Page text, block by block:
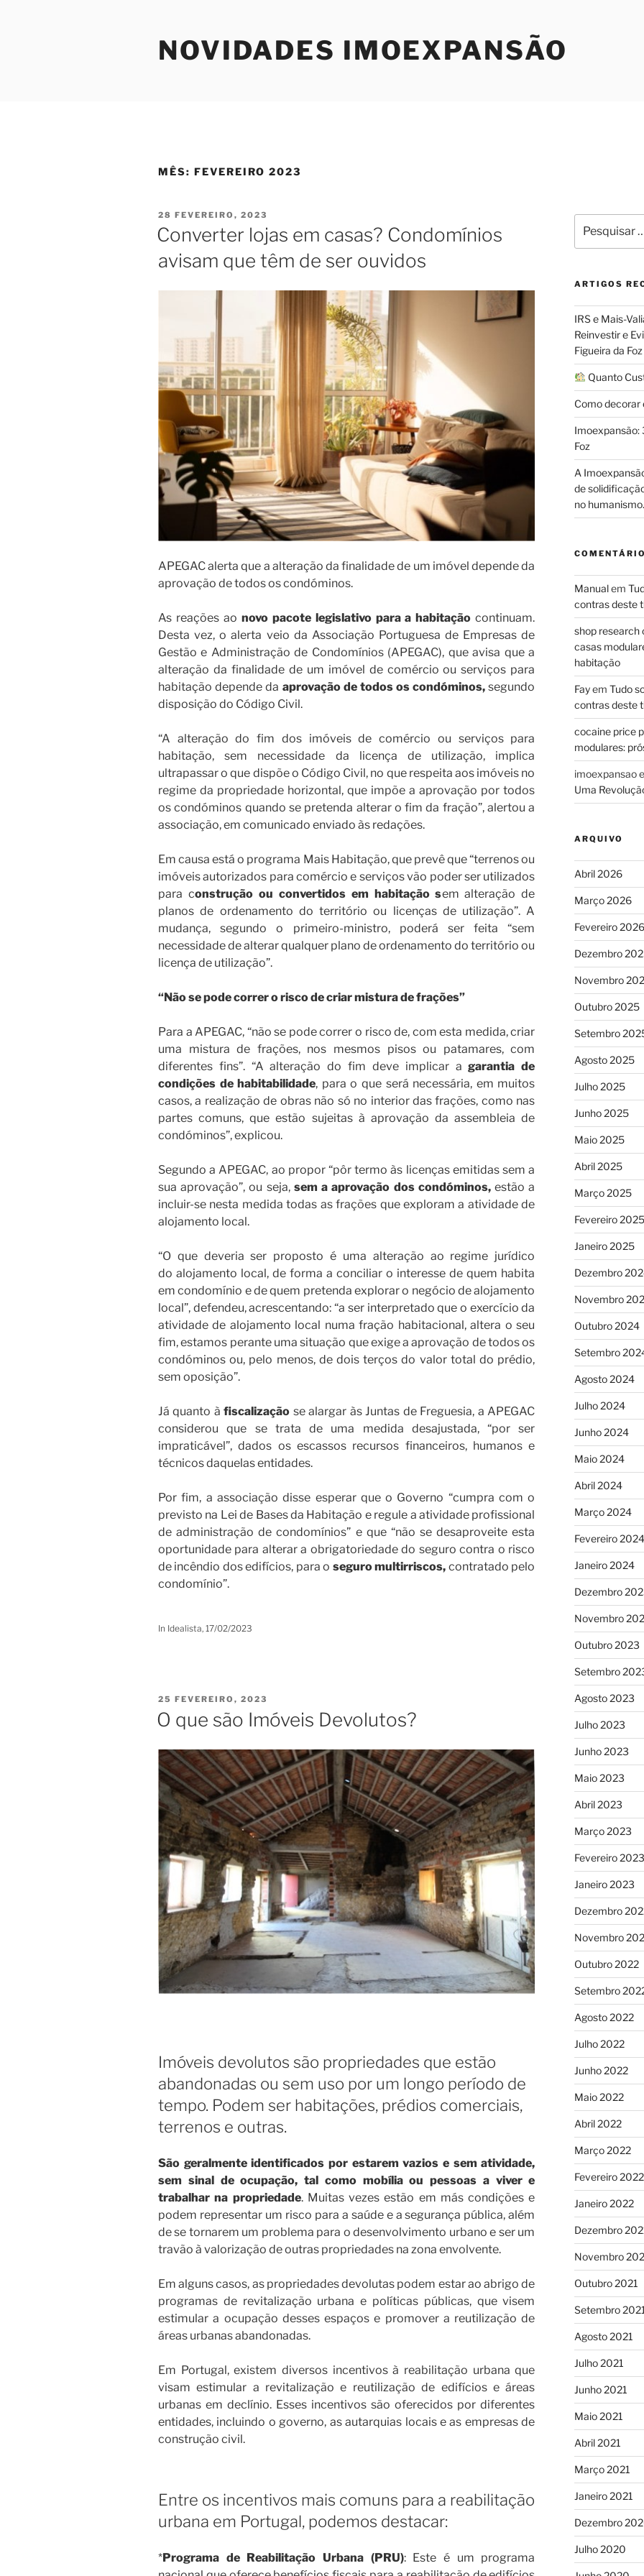
NOVIDADES IMOEXPANSÃO
MÊS: FEVEREIRO 2023
PUBLICADO
EM
28 FEVEREIRO, 2023
Converter lojas em casas? Condomínios
avisam que têm de ser ouvidos
APEGAC alerta que a alteração da finalidade de um imóvel depende da
aprovação de todos os condóminos.
As reações ao novo pacote legislativo para a habitação continuam.
Desta vez, o alerta veio da Associação Portuguesa de Empresas de
Gestão e Administração de Condomínios (APEGAC), que avisa que a
alteração da finalidade de um imóvel de comércio ou serviços para
habitação depende da aprovação de todos os condóminos,segundo
disposição do Código Civil.
“A alteração do fim dos imóveis de comércio ou serviços para
habitação, sem necessidade da licença de utilização, implica
ultrapassar o que dispõe o Código Civil, no que respeita aos imóveis no
regime da propriedade horizontal, que impõe a aprovação por todos
os condóminos quando se pretenda alterar o fim da fração”, alertou a
associação, em comunicado enviado às redações.
Em causa está o programa Mais Habitação, que prevê que “terrenos ou
imóveis autorizados para comércio e serviços vão poder ser utilizados
para construção ou convertidos em habitação sem alteração de
planos de ordenamento do território ou licenças de utilização”. A
mudança, segundo o primeiro-ministro, poderá ser feita “sem
necessidade de alterar qualquer plano de ordenamento do território ou
licença de utilização”.
“Não se pode correr o risco de criar mistura de frações”
Para a APEGAC, “não se pode correr o risco de, com esta medida, criar
uma mistura de frações, nos mesmos pisos ou patamares, com
diferentes fins”. “A alteração do fim deve implicar agarantia de
condições de habitabilidade, para o que será necessária, em muitos
casos, a realização de obras não só no interior das frações, como nas
partes comuns, que estão sujeitas à aprovação da assembleia de
condóminos”, explicou.
Segundo a APEGAC, ao propor “pôr termo às licenças emitidas sem a
sua aprovação”, ou seja, sem a aprovação dos condóminos,estão a
incluir-se nesta medida todas as frações que exploram a atividade de
alojamento local.
“O que deveria ser proposto é uma alteração ao regime jurídico
do alojamento local, de forma a conciliar o interesse de quem habita
em condomínio e de quem pretenda explorar o negócio de alojamento
local”, defendeu, acrescentando: “a ser interpretado que o exercício da
atividade de alojamento local numa fração habitacional, altera o seu
fim, estamos perante uma situação que exige a aprovação de todos os
condóminos ou, pelo menos, de dois terços do valor total do prédio,
sem oposição”.
Já quanto àfiscalização se alargar às Juntas de Freguesia, a APEGAC
considerou que se trata de uma medida desajustada, “por ser
impraticável”, dados os escassos recursos financeiros, humanos e
técnicos daquelas entidades.
Por fim, a associação disse esperar que o Governo “cumpra com o
previsto na Lei de Bases da Habitação e regule a atividade profissional
de administração de condomínios” e que “não se desaproveite esta
oportunidade para alterar a obrigatoriedade do seguro contra o risco
de incêndio dos edifícios, para o seguro multirriscos, contratado pelo
condomínio”.
In Idealista, 17/02/2023
PUBLICADO
EM
25 FEVEREIRO, 2023
O que são Imóveis Devolutos?
Imóveis devolutos são propriedades que estão
abandonadas ou sem uso por um longo período de
tempo. Podem ser habitações, prédios comerciais,
terrenos e outras.
São geralmente identificados por estarem vazios e sem atividade,
sem sinal de ocupação, tal como mobília ou pessoas a viver e
trabalhar na propriedade. Muitas vezes estão em más condições e
podem representar um risco para a saúde e a segurança pública, além
de se tornarem um problema para o desenvolvimento urbano e ser um
travão à valorização de outras propriedades na zona envolvente.
Em alguns casos, as propriedades devolutas podem estar ao abrigo de
programas de revitalização urbana e políticas públicas, que visem
estimular a ocupação desses espaços e promover a reutilização de
áreas urbanas abandonadas.
Em Portugal, existem diversos incentivos à reabilitação urbana que
visam estimular a revitalização e reutilização de edifícios e áreas
urbanas em declínio. Esses incentivos são oferecidos por diferentes
entidades, incluindo o governo, as autarquias locais e as empresas de
construção civil.
Entre os incentivos mais comuns para a reabilitação
urbana em Portugal, podemos destacar:
*Programa de Reabilitação Urbana (PRU): Este é um programa
por:
ARTIGOS
IRS e Mais-
Reinvestir e
Figueira da Foz
Quanto
Como decorar
Imoexpansão:
Foz
A
de
no humanismo.
Manualem
contras deste
shop research
casas
habitação
Fayem Tudo
contras deste
cocaine price
modulares:
imoexpansao
Uma
ARQUIVO
Abril 2026
Março 2026
Fevereiro 2026
Dezembro
Novembro
Outubro 2025
Setembro
Agosto 2025
Julho 2025
Junho 2025
Maio 2025
Abril 2025
Março 2025
Fevereiro 2025
Janeiro 2025
Dezembro
Novembro
Outubro 2024
Setembro
Agosto 2024
Julho 2024
Junho 2024
Maio 2024
Abril 2024
Março 2024
Fevereiro 2024
Janeiro 2024
Dezembro
Novembro
Outubro 2023
Setembro
Agosto 2023
Julho 2023
Junho 2023
Maio 2023
Abril 2023
Março 2023
Fevereiro 2023
Janeiro 2023
Dezembro
Novembro
Outubro 2022
Setembro
Agosto 2022
Julho 2022
Junho 2022
Maio 2022
Abril 2022
Março 2022
Fevereiro 2022
Janeiro 2022
Dezembro
Novembro
Outubro 2021
Setembro 2021
Agosto 2021
Julho 2021
Junho 2021
Maio 2021
Abril 2021
Março 2021
Janeiro 2021
Dezembro
Julho 2020